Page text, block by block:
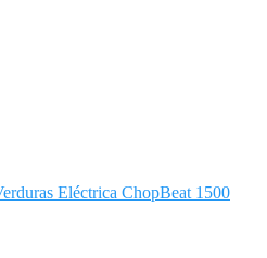
Eléctrica ChopBeat 1500